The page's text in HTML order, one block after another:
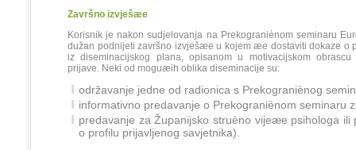
Završno izvješæe
Korisnik je nakon sudjelovanja na Prekograniènom seminaru
dužan podnijeti završno izvješæe u kojem æe dostaviti dokaze o
iz diseminacijskog plana, opisanom u motivacijskom
prijave. Neki od moguæih oblika diseminacije su:
održavanje jedne od radionica s Prekograniènog
informativno predavanje o Prekograniènom seminaru
predavanje za Županijsko struèno vijeæe psihologa ili
o profilu prijavljenog savjetnika).